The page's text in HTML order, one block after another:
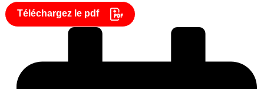
Téléchargez le pdf